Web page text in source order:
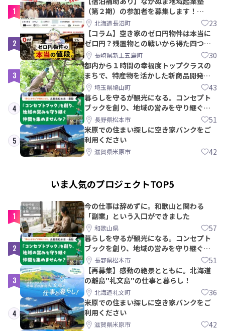
1
（第２期）の参加者を募集します！
【8/21〆】
北海道長沼町 23
2
【コラム】空き家のゼロ円物件は本当に
ゼロ円？残置物との戦いから得た四つの
教訓｜新上五島町
長崎県新上五島町 30
3
都内から１時間の幸福度トップクラスの
まちで、特産物を活かした新商品開発＆
PRメンバー募集！
埼玉県鳩山町 43
4
暮らしを守るが観光になる。コンセプト
ブックを創り、地域の営みを守り継ぐ仲
間を集めませんか？
長野県松本市 51
5
米原での住まい探しに空き家バンクをご
利用ください
滋賀県米原市 42
いま人気のプロジェクトTOP5
1
今の仕事は辞めずに。和歌山と関わる
「副業」という入口ができました
和歌山県 57
2
暮らしを守るが観光になる。コンセプト
ブックを創り、地域の営みを守り継ぐ仲
間を集めませんか？
長野県松本市 51
3
【再募集】感動の絶景とともに。北海道
の離島"礼文島"の仕事と暮らし！
北海道礼文町 36
4
米原での住まい探しに空き家バンクをご
利用ください
滋賀県米原市 42